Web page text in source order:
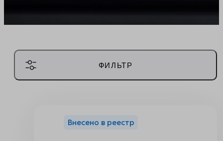
ФИЛЬТР
Внесено в реестр